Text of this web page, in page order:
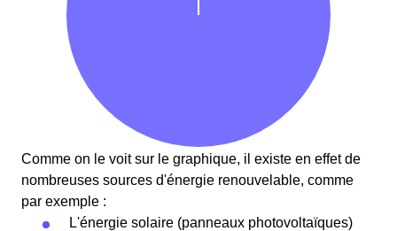
Comme on le voit sur le graphique, il existe en effet de
nombreuses sources d'énergie renouvelable, comme
par exemple :
L'énergie solaire (panneaux photovoltaïques)